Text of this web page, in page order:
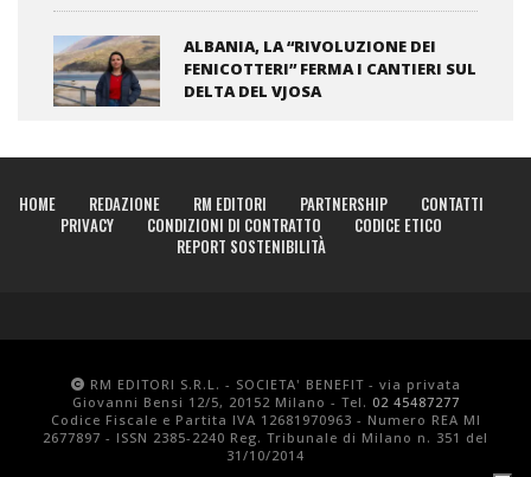
ALBANIA, LA “RIVOLUZIONE DEI
FENICOTTERI” FERMA I CANTIERI SUL
DELTA DEL VJOSA
HOME REDAZIONE RM EDITORI PARTNERSHIP
CONTATTI
PRIVACY
CONDIZIONI DI CONTRATTO
CODICE ETICO
REPORT SOSTENIBILITÀ
RM EDITORI S.R.L. - SOCIETA' BENEFIT - via privata
Giovanni Bensi 12/5, 20152 Milano - Tel. 02 45487277
Codice Fiscale e Partita IVA 12681970963 - Numero REA MI
2677897 - ISSN 2385-2240 Reg. Tribunale di Milano n. 351 del
31/10/2014